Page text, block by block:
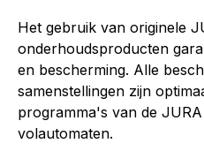
Het gebruik van originele
onderhoudsproducten
en bescherming. Alle
samenstellingen zijn
programma's van de
volautomaten.